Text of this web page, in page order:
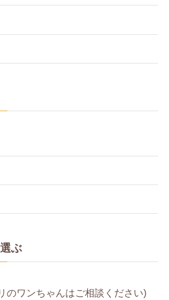
ぶ
のワンちゃんはご相談ください)